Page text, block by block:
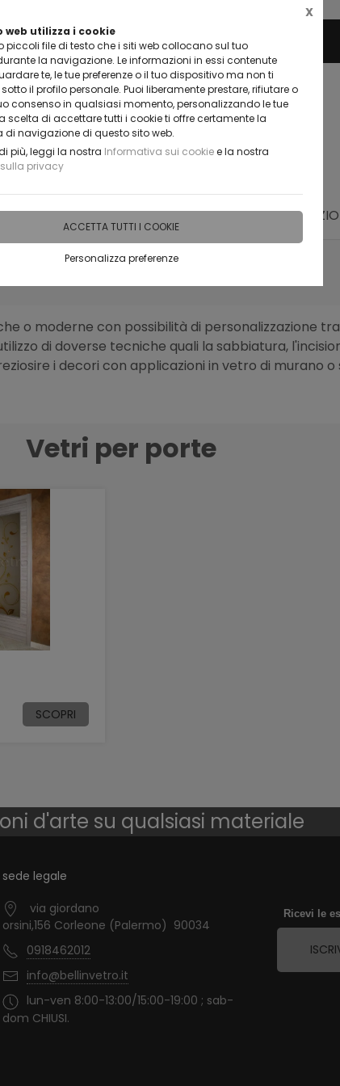
web utilizza i cookie
piccoli file di testo che i siti web collocano sul tuo
la navigazione. Le informazioni in essi contenute
te, le tue preferenze o il tuo dispositivo ma non ti
il profilo personale. Puoi liberamente prestare, rifiutare o
consenso in qualsiasi momento, personalizzando le tue
scelta di accettare tutti i cookie ti offre certamente la
di navigazione di questo sito web.
più, leggi la nostra Informativa sui cookiee la nostra
privacy
ACCETTA TUTTI I COOKIE
Personalizza preferenze
X
UN NOSTRO RIVENDITORE?
CONTATTACI
RECENSIONI HORECA
o moderne con possibilità di personalizzazione
di doverse tecniche quali la sabbiatura,
i decori con applicazioni in vetro di murano
Vetri per porte
SCOPRI
d'arte su qualsiasi materiale
sede legale
via giordano
orsini,156 Corleone (Palermo) 90034
0918462012
info@bellinvetro.it
lun-ven 8:00-13:00/15:00-19:00 ; sab-
dom CHIUSI.
Ricevi le